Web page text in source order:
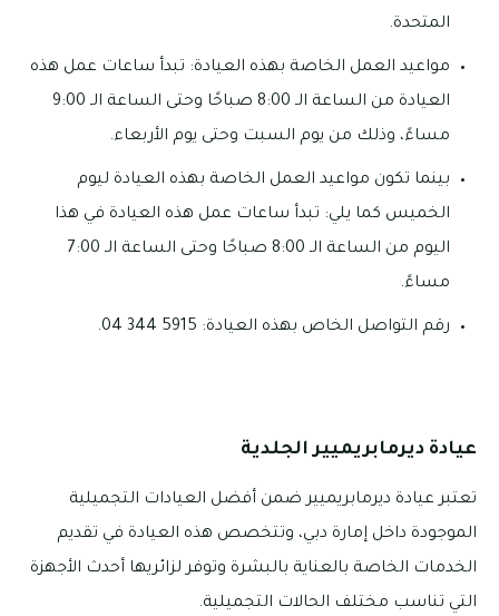
المتحدة.
مواعيد العمل الخاصة بهذه العيادة: تبدأ ساعات عمل هذه
العيادة من الساعة الـ 8:00 صباحًا وحتى الساعة الـ 9:00
مساءً، وذلك من يوم السبت وحتى يوم الأربعاء.
بينما تكون مواعيد العمل الخاصة بهذه العيادة ليوم
الخميس كما يلي: تبدأ ساعات عمل هذه العيادة في هذا
اليوم من الساعة الـ 8:00 صباحًا وحتى الساعة الـ 7:00
مساءً.
رقم التواصل الخاص بهذه العيادة: 5915 344 04.
عيادة ديرمابريميير الجلدية
تعتبر عيادة ديرمابريميير ضمن أفضل العيادات التجميلية
الموجودة داخل إمارة دبي، وتتخصص هذه العيادة في تقديم
الخدمات الخاصة بالعناية بالبشرة وتوفر لزائريها أحدث الأجهزة
التي تناسب مختلف الحالات التجميلية.